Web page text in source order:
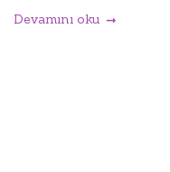
Devamını oku